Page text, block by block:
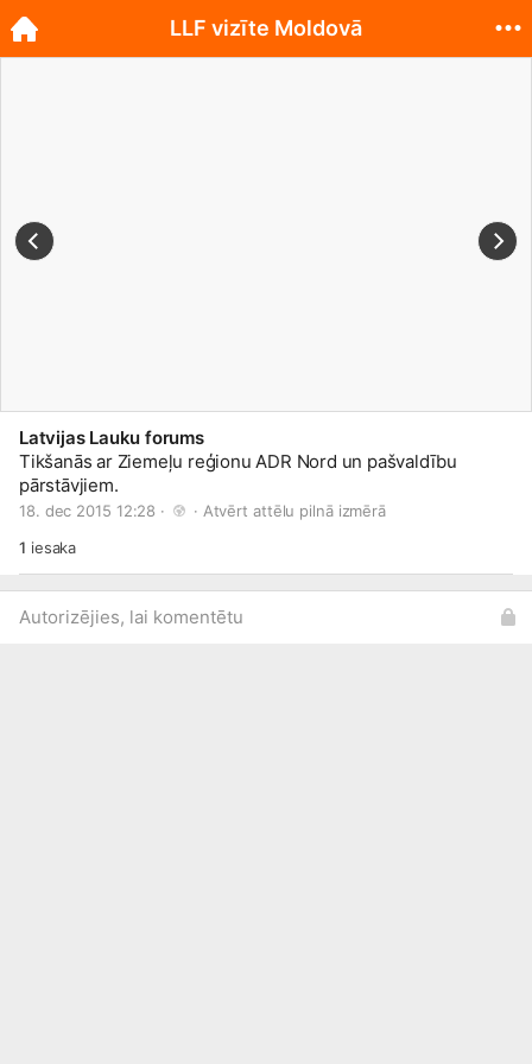
Latvijas Lauku forums
Tikšanās ar Ziemeļu reģionu ADR Nord un pašvaldību
pārstāvjiem.
18. dec 2015 12:28 · · Atvērt attēlu pilnā izmērā
1 iesaka
Autorizējies, lai komentētu
LLF vizīte Moldovā